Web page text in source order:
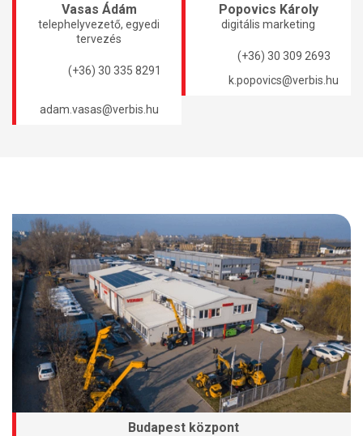
Vasas Ádám
telephelyvezető, egyedi
tervezés
(+36) 30 335 8291
adam.vasas@verbis.hu
Popovics Károly
digitális marketing
(+36) 30 309 2693
k.popovics@verbis.hu
Budapest központ